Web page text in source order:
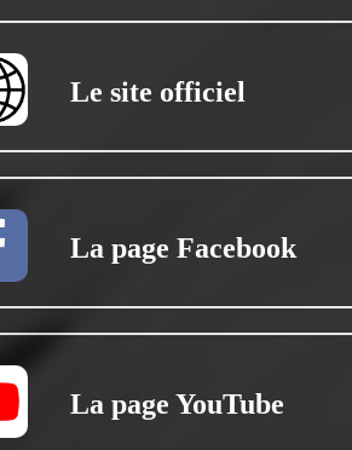
Le site officiel
La page Facebook
La page YouTube